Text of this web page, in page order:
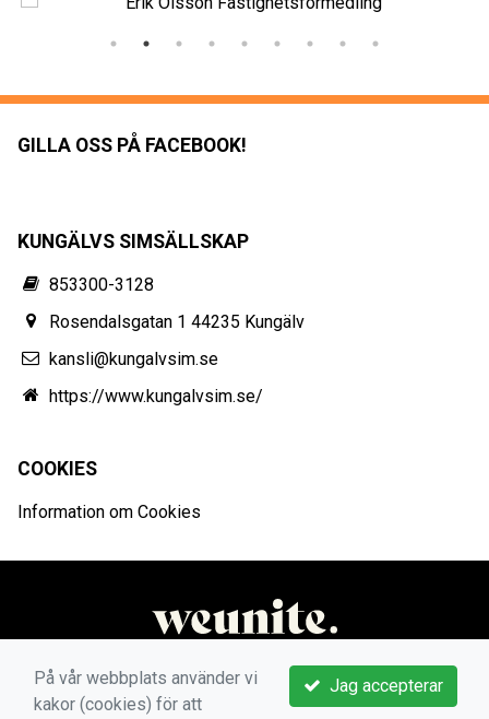
GILLA OSS PÅ FACEBOOK!
KUNGÄLVS SIMSÄLLSKAP
853300-3128
Rosendalsgatan 1 44235 Kungälv
kansli@kungalvsim.se
https://www.kungalvsim.se/
COOKIES
Information om Cookies
Jag accepterar
På vår webbplats använder vi
kakor (cookies) för att